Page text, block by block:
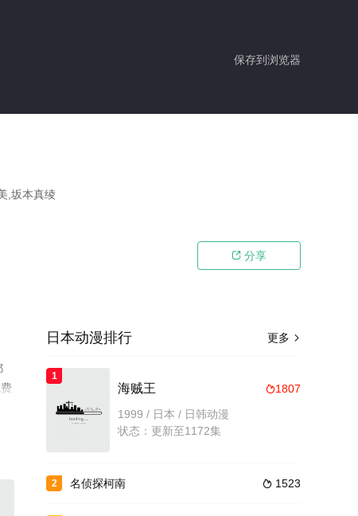
保存到浏览器
,坂本真绫
 分享
更多 
日本动漫排行
1
1807
海贼王
1999 / 日本 / 日韩动漫
状态：更新至1172集
2  1523
名侦探柯南